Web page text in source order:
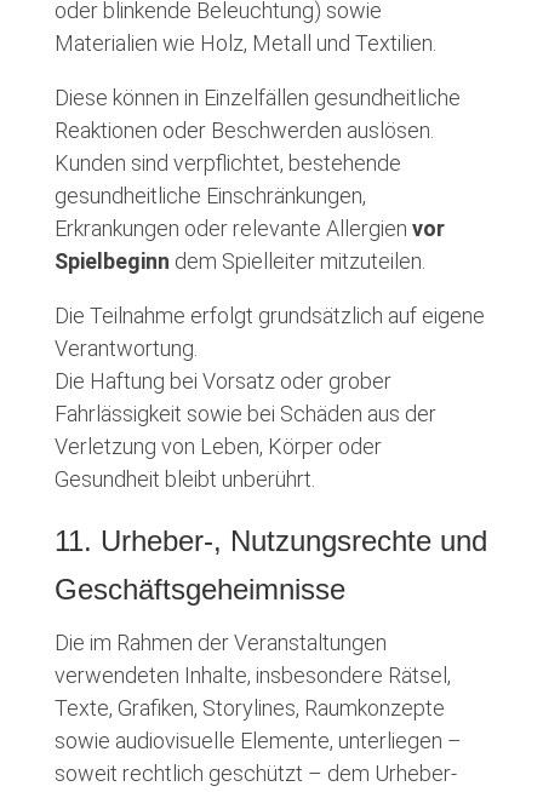
oder blinkende Beleuchtung) sowie
Materialien wie Holz, Metall und Textilien.
Diese können in Einzelfällen gesundheitliche
Reaktionen oder Beschwerden auslösen.
Kunden sind verpflichtet, bestehende
gesundheitliche Einschränkungen,
Erkrankungen oder relevante Allergien vor
Spielbeginn dem Spielleiter mitzuteilen.
Die Teilnahme erfolgt grundsätzlich auf eigene
Verantwortung.
Die Haftung bei Vorsatz oder grober
Fahrlässigkeit sowie bei Schäden aus der
Verletzung von Leben, Körper oder
Gesundheit bleibt unberührt.
11. Urheber-, Nutzungsrechte und
Geschäftsgeheimnisse
Die im Rahmen der Veranstaltungen
verwendeten Inhalte, insbesondere Rätsel,
Texte, Grafiken, Storylines, Raumkonzepte
sowie audiovisuelle Elemente, unterliegen –
soweit rechtlich geschützt – dem Urheber-